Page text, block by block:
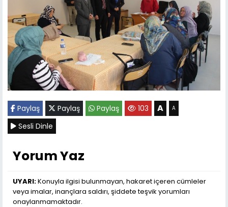
Paylaş Paylaş Paylaş 103 A A
Sesli Dinle
Yorum Yaz
UYARI:Konuyla ilgisi bulunmayan, hakaret içeren cümleler
veya imalar, inançlara saldırı, şiddete teşvik yorumları
onaylanmamaktadır.